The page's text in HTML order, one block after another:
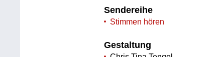
Sendereihe
Stimmen hören
Gestaltung